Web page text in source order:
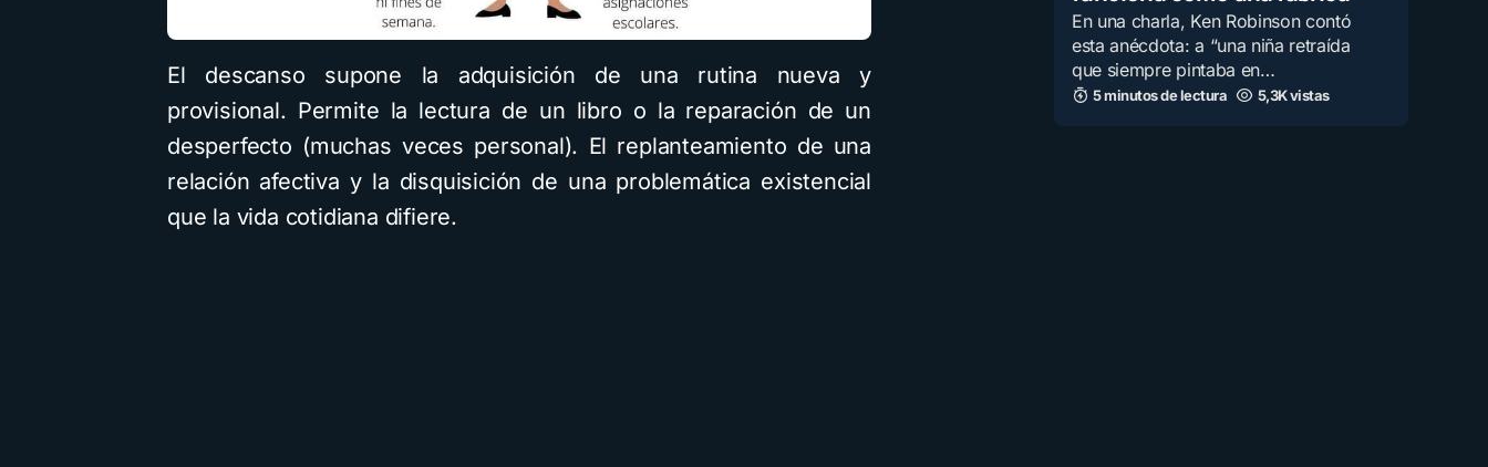
El descanso supone la adquisición de una rutina nueva y
provisional. Permite la lectura de un libro o la reparación de un
desperfecto (muchas veces personal). El replanteamiento de una
relación afectiva y la disquisición de una problemática existencial
que la vida cotidiana difiere.
En una charla, Ken Robinson contó
esta anécdota: a “una niña retraída
que siempre pintaba en…
5 minutos de lectura 5,3K vistas